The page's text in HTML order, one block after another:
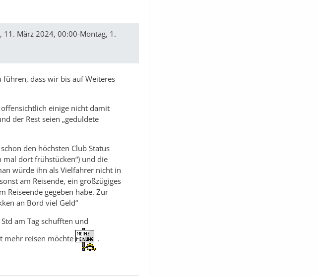
März 2024, 00:00-Montag, 1.
dass wir bis auf Weiteres
einige nicht damit
der Rest seien „geduldete
den höchsten Club Status
mal dort frühstücken“) und die
würde ihn als Vielfahrer nicht in
am Reisende, ein großzügiges
Reiseende gegeben habe. Zur
an Bord viel Geld“
am Tag schufften und
mehr reisen möchte
.